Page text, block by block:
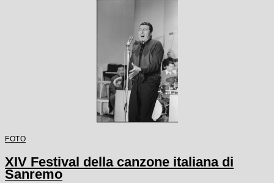
FOTO
XIV Festival della canzone italiana di
Sanremo